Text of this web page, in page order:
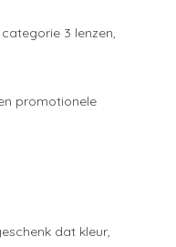
3 lenzen,
promotionele
dat kleur,